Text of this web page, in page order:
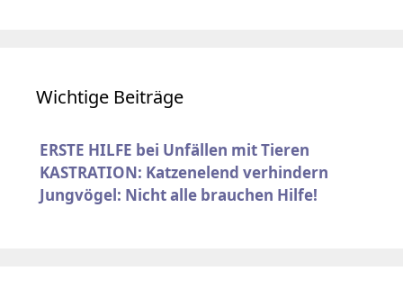
Wichtige Beiträge
ERSTE HILFE bei Unfällen mit Tieren
KASTRATION: Katzenelend verhindern
Jungvögel: Nicht alle brauchen Hilfe!